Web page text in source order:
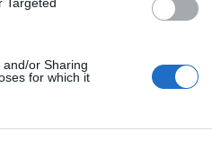
or Sharing
for which it
dalla
Pubblicità